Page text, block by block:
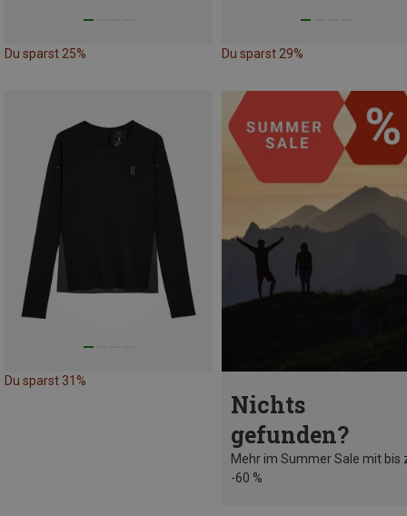
Du sparst 25% Du sparst 29%
Du sparst 31%
Nichts
gefunden?
Mehr im Summer Sale mit bis
-60 %